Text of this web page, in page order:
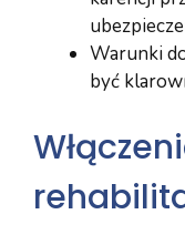
Warunki
być